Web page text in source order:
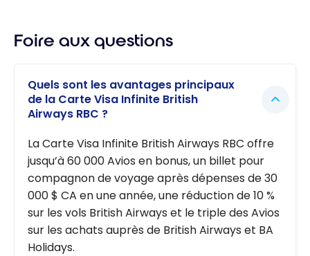
Foire aux questions
Quels sont les avantages principaux
de la Carte Visa Infinite British
Airways RBC ?
La Carte Visa Infinite British Airways RBC offre
jusqu’à 60 000 Avios en bonus, un billet pour
compagnon de voyage après dépenses de 30
000 $ CA en une année, une réduction de 10 %
sur les vols British Airways et le triple des Avios
sur les achats auprès de British Airways et BA
Holidays.